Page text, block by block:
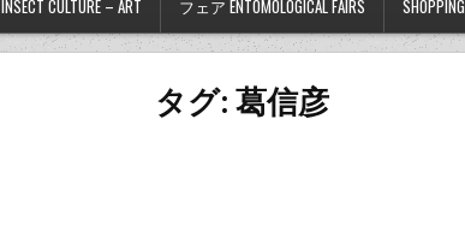
INSECT CULTURE – ART フェア ENTOMOLOGICAL FAIRS SHOPPING
タグ: 葛信彦